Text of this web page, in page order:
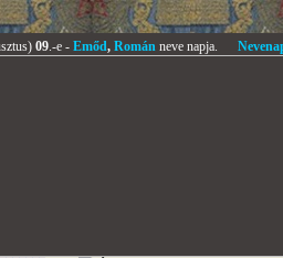
09.-e - Emőd, Románneve napja.